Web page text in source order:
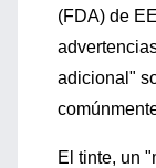
(FDA) de
adicional"
El tinte, un